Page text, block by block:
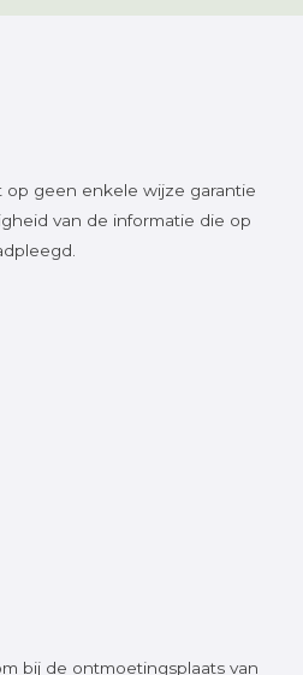
op geen enkele wijze garantie
van de informatie die op
bij de ontmoetingsplaats van